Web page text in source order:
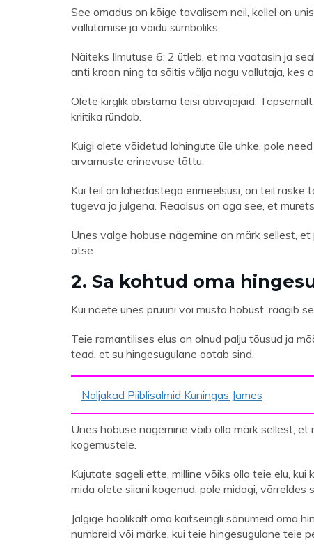
See omadus on kõige tavalisem neil, kellel on
vallutamise ja võidu sümboliks.
Näiteks Ilmutuse 6: 2 ütleb, et ma vaatasin ja
anti kroon ning ta sõitis välja nagu vallutaja, kes
Olete kirglik abistama teisi abivajajaid.
kriitika ründab.
Kuigi olete võidetud lahingute üle uhke, pole
arvamuste erinevuse tõttu.
Kui teil on lähedastega erimeelsusi, on teil
tugeva ja julgena. Reaalsus on aga see, et
Unes valge hobuse nägemine on märk sellest,
otse.
2. Sa kohtud oma
Kui näete unes pruuni või musta hobust, räägib
Teie romantilises elus on olnud palju tõusud ja
tead, et su hingesugulane ootab sind.
Naljakad Piiblisalmid Kuningas James
Unes hobuse nägemine võib olla märk sellest,
kogemustele.
Kujutate sageli ette, milline võiks olla teie elu,
mida olete siiani kogenud, pole midagi, võrreldes
Jälgige hoolikalt oma kaitseingli sõnumeid oma
numbreid või märke, kui teie hingesugulane teie